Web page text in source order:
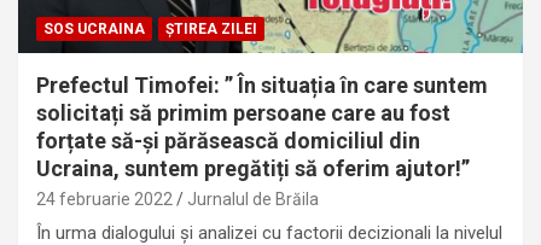
SOS UCRAINA ȘTIREA ZILEI
Prefectul Timofei: ” În situația în care suntem
solicitați să primim persoane care au fost
forțate să-și părăsească domiciliul din
Ucraina, suntem pregătiți să oferim ajutor!”
24 februarie 2022 Jurnalul de Brăila
În urma dialogului și analizei cu factorii decizionali la nivelul